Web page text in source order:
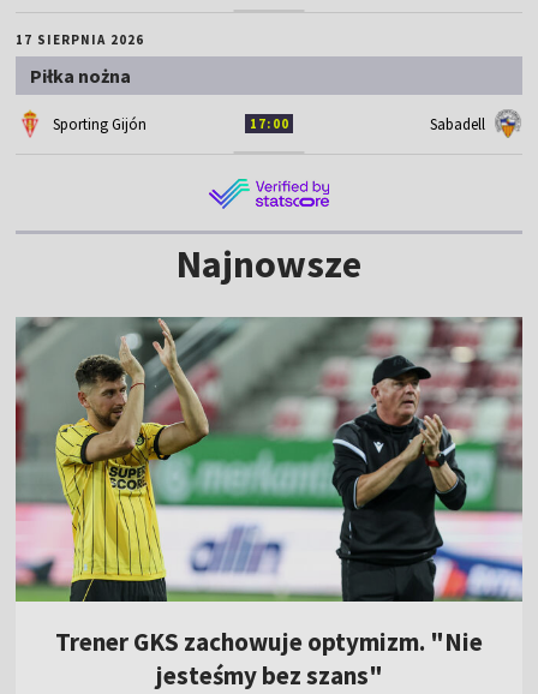
17 SIERPNIA 2026
Piłka nożna
Sporting Gijón 17:00 Sabadell
Najnowsze
Trener GKS zachowuje optymizm. "Nie
jesteśmy bez szans"